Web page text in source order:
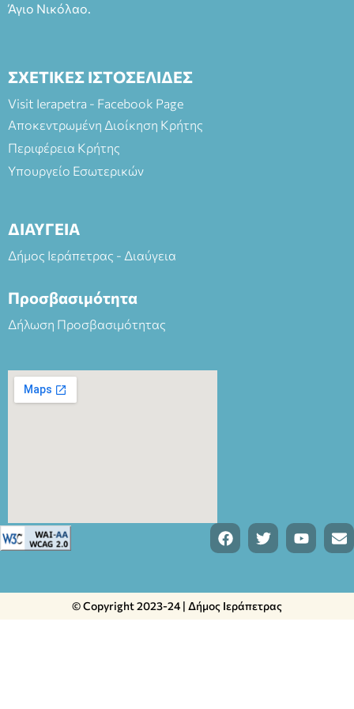
Άγιο Νικόλαο.
ΣΧΕΤΙΚΕΣ ΙΣΤΟΣΕΛΙΔΕΣ
Visit Ierapetra - Facebook Page
Αποκεντρωμένη Διοίκηση Κρήτης
Περιφέρεια Κρήτης
Υπουργείο Εσωτερικών
ΔΙΑΥΓΕΙΑ
Δήμος Ιεράπετρας - Διαύγεια
Προσβασιμότητα
Δήλωση Προσβασιμότητας
© Copyright 2023-24 | Δήμος Ιεράπετρας